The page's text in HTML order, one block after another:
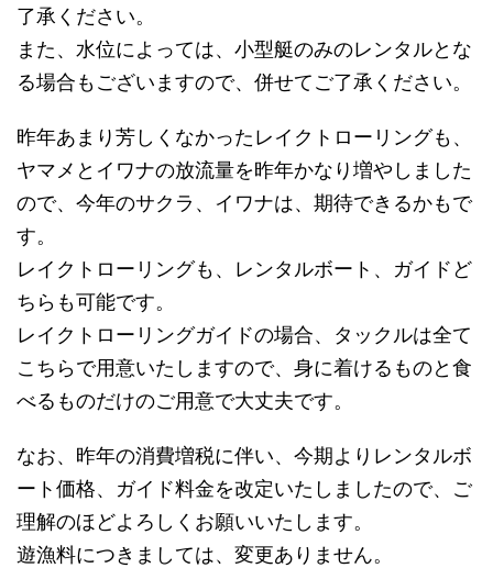
了承ください。
また、水位によっては、小型艇のみのレンタルとな
る場合もございますので、併せてご了承ください。
昨年あまり芳しくなかったレイクトローリングも、
ヤマメとイワナの放流量を昨年かなり増やしました
ので、今年のサクラ、イワナは、期待できるかもで
す。
レイクトローリングも、レンタルボート、ガイドど
ちらも可能です。
レイクトローリングガイドの場合、タックルは全て
こちらで用意いたしますので、身に着けるものと食
べるものだけのご用意で大丈夫です。
なお、昨年の消費増税に伴い、今期よりレンタルボ
ート価格、ガイド料金を改定いたしましたので、ご
理解のほどよろしくお願いいたします。
遊漁料につきましては、変更ありません。